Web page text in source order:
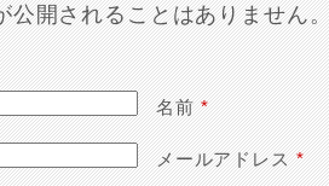
公開されることはありません
名前*
メールアドレス*